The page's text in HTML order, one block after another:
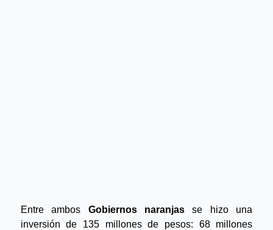
Entre ambos Gobiernos naranjas se hizo una
inversión de 135 millones de pesos: 68 millones